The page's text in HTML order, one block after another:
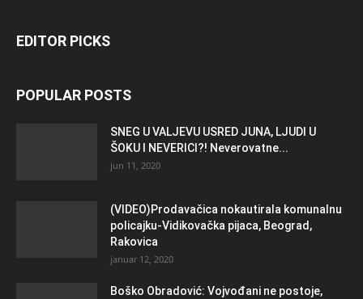
EDITOR PICKS
POPULAR POSTS
SNEG U VALJEVU USRED JUNA, LJUDI U
ŠOKU I NEVERICI?! Neverovatne...
jun 11, 2020
(VIDEO)Prodavačica nokautirala komunalnu
policajku-Vidikovačka pijaca, Beograd,
Rakovica
januar 12, 2020
Boško Obradović: Vojvođani ne postoje,